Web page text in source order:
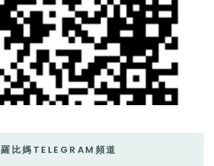
羅比媽TELEGRAM頻道